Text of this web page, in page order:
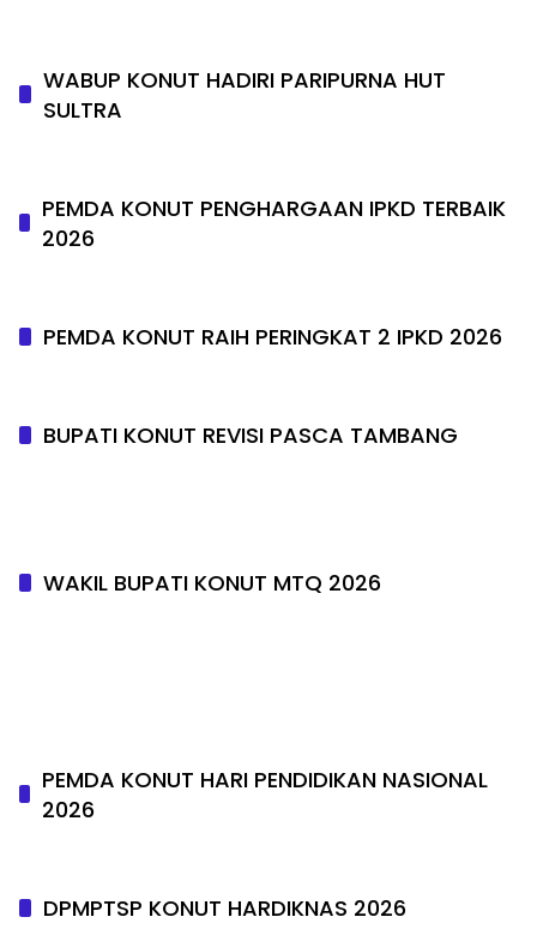
WABUP KONUT HADIRI PARIPURNA HUT
SULTRA
PEMDA KONUT PENGHARGAAN IPKD TERBAIK
2026
PEMDA KONUT RAIH PERINGKAT 2 IPKD 2026
BUPATI KONUT REVISI PASCA TAMBANG
WAKIL BUPATI KONUT MTQ 2026
PEMDA KONUT HARI PENDIDIKAN NASIONAL
2026
DPMPTSP KONUT HARDIKNAS 2026